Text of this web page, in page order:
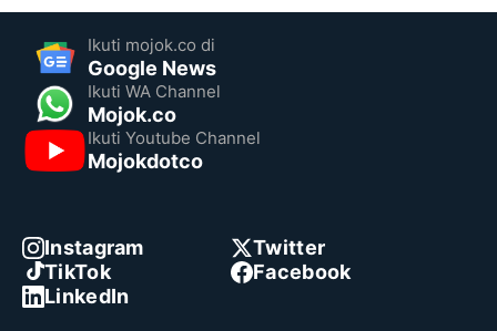
Ikuti mojok.co di
Google News
Ikuti WA Channel
Mojok.co
Ikuti Youtube Channel
Mojokdotco
Instagram
Twitter
TikTok
Facebook
LinkedIn